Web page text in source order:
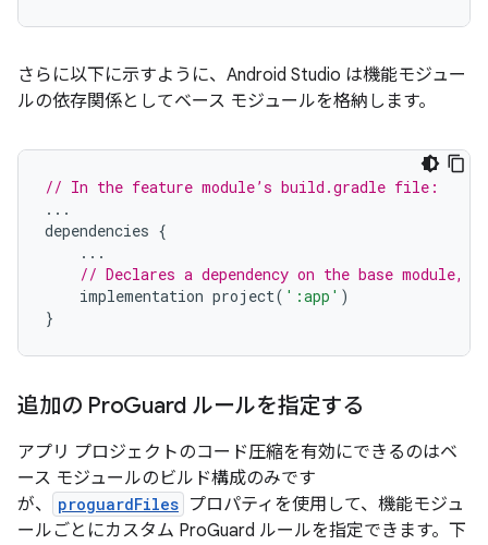
さらに以下に示すように、Android Studio は機能モジュー
ルの依存関係としてベース モジュールを格納します。
// In the feature module’s build.gradle file:
...
dependencies {
...
// Declares a dependency on the base module,
implementation project( ':app' )
}
追加の ProGuard ルールを指定する
アプリ プロジェクトのコード圧縮を有効にできるのはベ
ース モジュールのビルド構成のみです
が、
proguardFiles プロパティを使用して、機能モジュ
ールごとにカスタム ProGuard ルールを指定できます。下